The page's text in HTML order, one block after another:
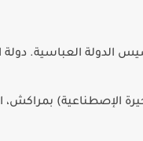
الدولة العباسية. دولة
الإصطناعية) بمراكش،